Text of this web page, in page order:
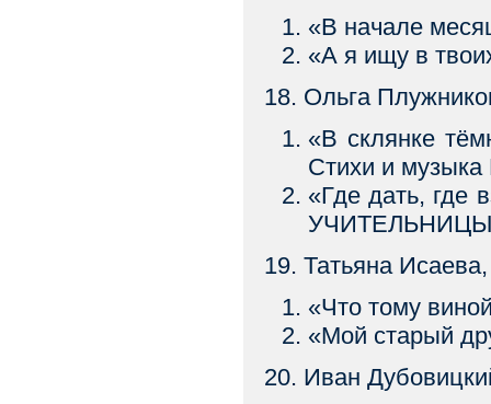
«В начале
«А я ищу в
18. Ольга
«В склянке
Стихи и
«Где дать,
УЧИТЕЛЬНИЦЫ
19. Татьяна
«Что тому
«Мой старый
20. Иван